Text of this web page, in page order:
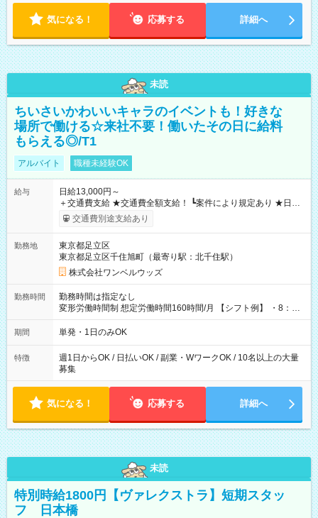
気になる！ 応募する 詳細へ
未読
ちいさいかわいいキャラのイベントも！好きな
場所で働ける☆来社不要！働いたその日に給料
もらえる◎/T1
アルバイト 職種未経験OK
給与
日給13,000円～
＋交通費支給 ★交通費全額支給！ ┗案件により規定あり ★日払
いOK！（規定あり） ┗働いたその日に現金GET♪ お仕事後はコ
ンビニATMから 日払い分を引き落とせます！ 【試用期間】試
交通費別途支給あり
勤務地
東京都足立区
東京都足立区千住旭町（最寄り駅：北千住駅）
株式会社ワンベルウッズ
勤務時間
勤務時間は指定なし
変形労働時間制 想定労働時間160時間/月 【シフト例】 ・8：00
～21：00
期間 単発・1日のみOK
特徴
週1日からOK / 日払いOK / 副業・WワークOK / 10名以上の大量
募集
気になる！ 応募する 詳細へ
未読
特別時給1800円【ヴァレクストラ】短期スタッ
フ 日本橋